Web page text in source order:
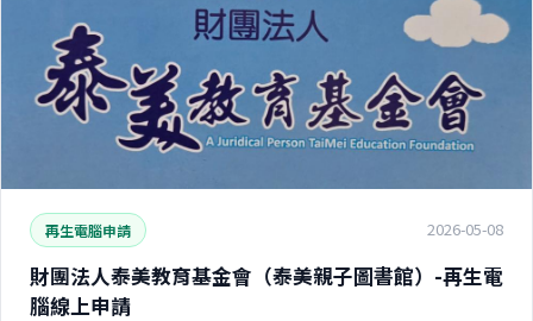
再生電腦申請 2026-05-08
財團法人泰美教育基金會（泰美親子圖書館）-再生電
腦線上申請